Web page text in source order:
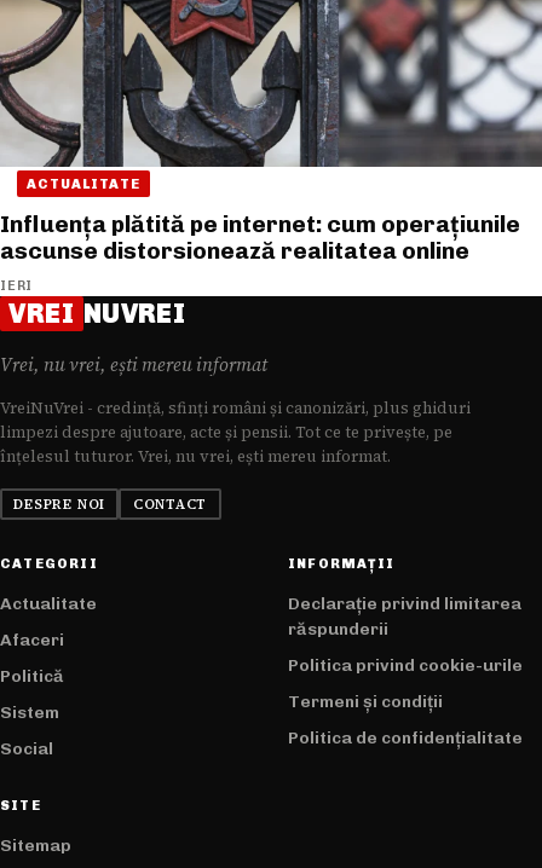
ACTUALITATE
Influența plătită pe internet: cum operațiunile
ascunse distorsionează realitatea online
IERI
VREI NUVREI
Vrei, nu vrei, ești mereu informat
VreiNuVrei - credință, sfinți români și canonizări, plus ghiduri
limpezi despre ajutoare, acte și pensii. Tot ce te privește, pe
înțelesul tuturor. Vrei, nu vrei, ești mereu informat.
DESPRE NOI CONTACT
CATEGORII
Actualitate
Afaceri
Politică
Sistem
Social
INFORMAȚII
Declarație privind limitarea
răspunderii
Politica privind cookie-urile
Termeni și condiții
Politica de confidențialitate
SITE
Sitemap